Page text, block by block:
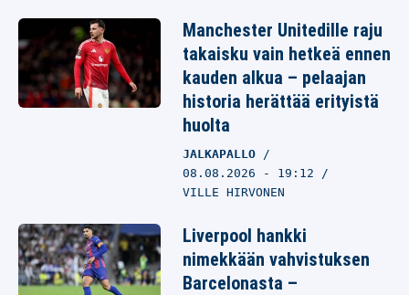
Manchester Unitedille raju
takaisku vain hetkeä ennen
kauden alkua – pelaajan
historia herättää erityistä
huolta
JALKAPALLO
08.08.2026 - 19:12
VILLE HIRVONEN
Liverpool hankki
nimekkään vahvistuksen
Barcelonasta –